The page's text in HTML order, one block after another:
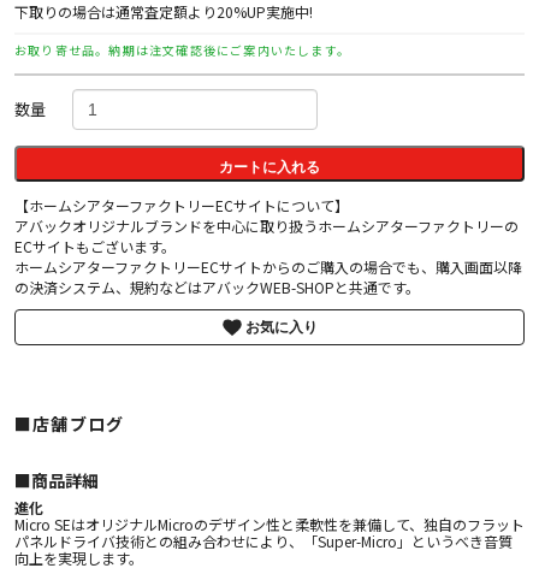
下取りの場合は通常査定額より20%UP実施中!
お取り寄せ品。納期は注文確認後にご案内いたします。
数量
カートに入れる
【ホームシアターファクトリーECサイトについて】
アバックオリジナルブランドを中心に取り扱うホームシアターファクトリーの
ECサイトもございます。
ホームシアターファクトリーECサイトからのご購入の場合でも、購入画面以降
の決済システム、規約などはアバックWEB-SHOPと共通です。
お気に入り
■店舗ブログ
■︎商品詳細
進化
Micro SEはオリジナルMicroのデザイン性と柔軟性を兼備して、独自のフラット
パネルドライバ技術との組み合わせにより、「Super-Micro」というべき音質
向上を実現します。